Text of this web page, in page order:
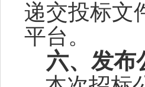
递交投标文
平台。
六、发布